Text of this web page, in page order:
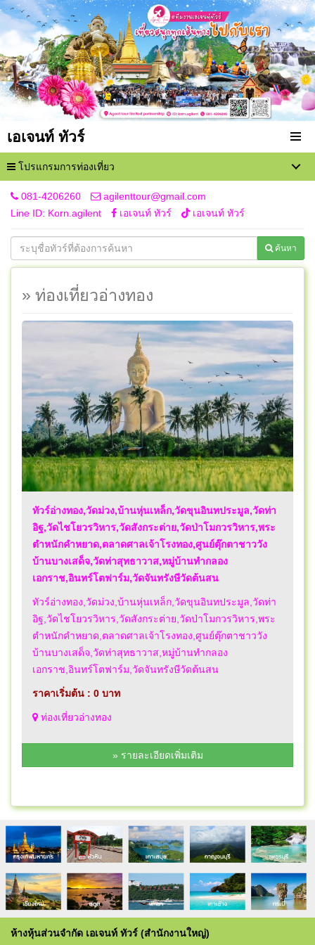
เอเจนท์ ทัวร์
โปรแกรมการท่องเที่ยว
081-4206260
agilenttour@gmail.com
Line ID: Korn.agilent
เอเจนท์ ทัวร์ เอเจนท์ ทัวร์
ค้นหา
» ท่องเที่ยวอ่างทอง
ทัวร์อ่างทอง,วัดม่วง,บ้านหุ่นเหล็ก,วัดขุนอินทประมูล,วัดท่า
อิฐ,วัดไชโยวรวิหาร,วัดสังกระต่าย,วัดป่าโมกวรวิหาร,พระ
ตำหนักคำหยาด,ตลาดศาลเจ้าโรงทอง,ศูนย์ตุ๊กตาชาววัง
บ้านบางเสด็จ,วัดท่าสุทธาวาส,หมู่บ้านทำกลอง
เอกราช,อินทร์โตฟาร์ม,วัดจันทรังษีวัดต้นสน
ทัวร์อ่างทอง,วัดม่วง,บ้านหุ่นเหล็ก,วัดขุนอินทประมูล,วัดท่า
อิฐ,วัดไชโยวรวิหาร,วัดสังกระต่าย,วัดป่าโมกวรวิหาร,พระ
ตำหนักคำหยาด,ตลาดศาลเจ้าโรงทอง,ศูนย์ตุ๊กตาชาววัง
บ้านบางเสด็จ,วัดท่าสุทธาวาส,หมู่บ้านทำกลอง
เอกราช,อินทร์โตฟาร์ม,วัดจันทรังษีวัดต้นสน
ราคาเริ่มต้น : 0 บาท
ท่องเที่ยวอ่างทอง
» รายละเอียดเพิ่มเติม
ห้างหุ้นส่วนจำกัด เอเจนท์ ทัวร์ (สำนักงานใหญ่)